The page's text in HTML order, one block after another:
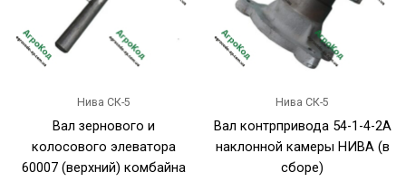
Нива СК-5
Вал зернового и
колосового элеватора
60007 (верхний) комбайна
Нива СК-5
Вал контрпривода 54-1-4-2А
наклонной камеры НИВА (в
сборе)